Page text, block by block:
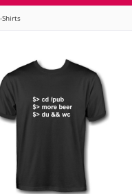
Shirts